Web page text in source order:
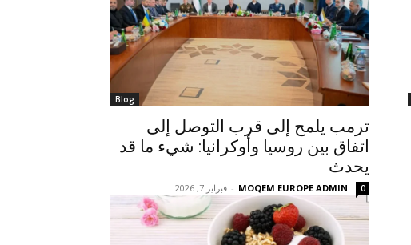
Blog
ترمب يلمح إلى قرب التوصل إلى
اتفاق بين روسيا وأوكرانيا: شيء ما قد
يحدث
MOQEM EUROPE ADMIN
- فبراير 7, 2026 0